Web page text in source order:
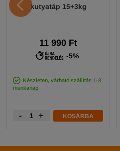
kutyatáp 15+3kg
11 990 Ft
-5%
Készleten, várható szállítás 1-3
munkanap
- + KOSÁRBA